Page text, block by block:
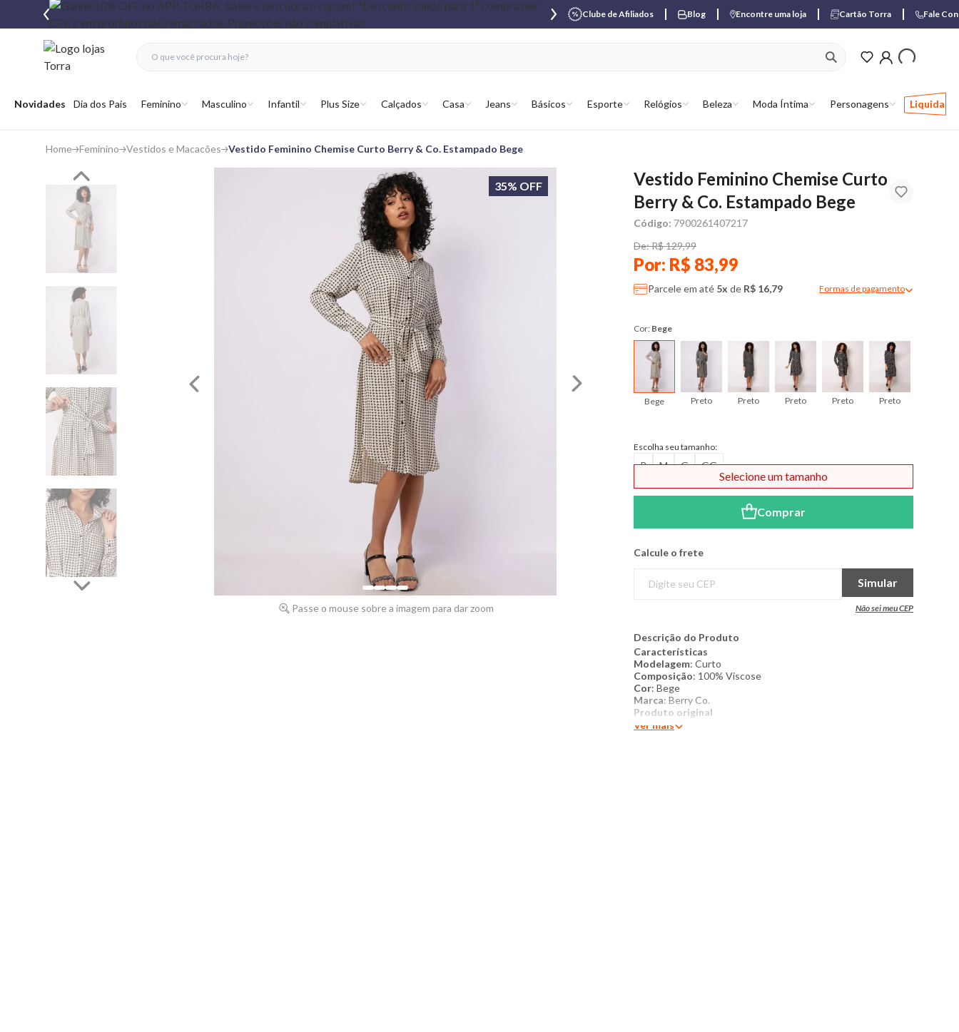
Clube de Afiliados Blog Encontre uma loja Cartão Torra Fale
Abrir menu
Novidades Dia dos Pais Feminino Masculino Infantil Plus Size Calçados Casa Jeans Básicos Esporte Relógios Beleza Moda Íntima Personagens Liquida
ver produtos
fechar menu
fechar menu
favoritos
Home Feminino Vestidos e Macacões Vestido Feminino Chemise Curto Berry & Co. Estampado Bege
35% OFF
Passe o mouse sobre a imagem para dar zoom
Vestido Feminino Chemise Curto
Berry & Co. Estampado Bege
Código: 7900261407217
De: R$ 129,99
Por: R$ 83,99
Parcele em até 5x de R$ 16,79 Formas de pagamento
Cor: Bege
Bege Preto Preto Preto Preto Preto
Escolha seu tamanho:
P M G GG
Comprar
Selecione um tamanho
Calcule o frete
Simular
Não sei meu CEP
Descrição do Produto
Características
Modelagem: Curto
Composição: 100% Viscose
Cor: Bege
Marca: Berry Co.
​Produto original
Ver mais